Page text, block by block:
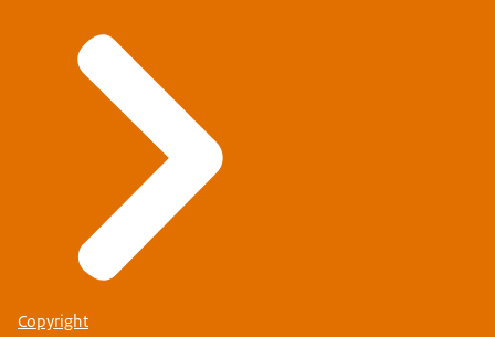
Copyright